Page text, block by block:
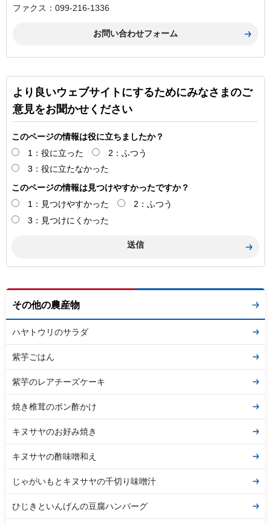
ファクス：099-216-1336
より良いウェブサイトにするためにみなさまのご
意見をお聞かせください
このページの情報は役に立ちましたか？
1：役に立った
2：ふつう
3：役に立たなかった
このページの情報は見つけやすかったですか？
1：見つけやすかった
2：ふつう
3：見つけにくかった
その他の農産物
ハヤトウリのサラダ
紫芋ごはん
紫芋のレアチーズケーキ
焼き椎茸のポン酢かけ
キヌサヤのお好み焼き
キヌサヤの酢味噌和え
じゃがいもとキヌサヤの千切り味噌汁
ひじきといんげんの豆腐ハンバーグ